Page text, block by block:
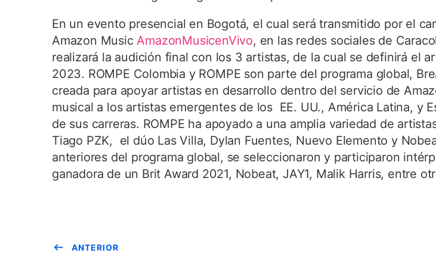
En un evento presencial en Bogotá, el cual será transmitido por el
Amazon Music AmazonMusicenVivo, en las redes sociales de
realizará la audición final con los 3 artistas, de la cual se definirá el
2023. ROMPE Colombia y ROMPE son parte del programa global,
creada para apoyar artistas en desarrollo dentro del servicio de
musical a los artistas emergentes de los EE. UU., América Latina, y
de sus carreras. ROMPE ha apoyado a una amplia variedad de
Tiago PZK, el dúo Las Villa, Dylan Fuentes, Nuevo Elemento y
anteriores del programa global, se seleccionaron y participaron
ganadora de un Brit Award 2021, Nobeat, JAY1, Malik Harris, entre
ANTERIOR